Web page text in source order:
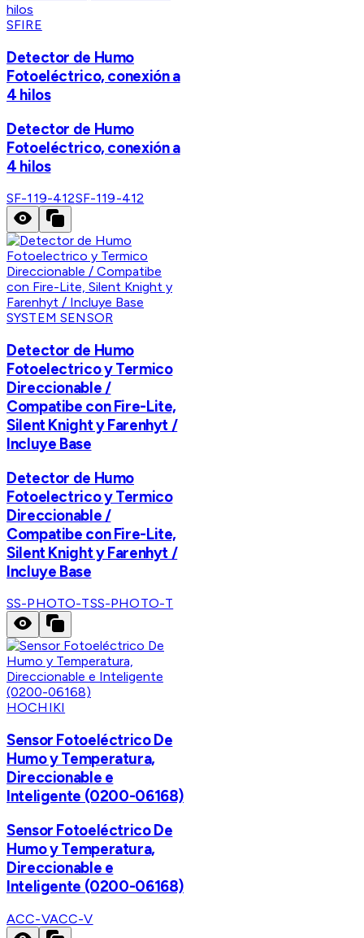
SFIRE
Detector de Humo
Fotoeléctrico, conexión a
4 hilos
Detector de Humo
Fotoeléctrico, conexión a
4 hilos
SF-119-412SF-119-412
SYSTEM SENSOR
Detector de Humo
Fotoelectrico y Termico
Direccionable /
Compatibe con Fire-Lite,
Silent Knight y Farenhyt /
Incluye Base
Detector de Humo
Fotoelectrico y Termico
Direccionable /
Compatibe con Fire-Lite,
Silent Knight y Farenhyt /
Incluye Base
SS-PHOTO-TSS-PHOTO-T
HOCHIKI
Sensor Fotoeléctrico De
Humo y Temperatura,
Direccionable e
Inteligente (0200-06168)
Sensor Fotoeléctrico De
Humo y Temperatura,
Direccionable e
Inteligente (0200-06168)
ACC-VACC-V